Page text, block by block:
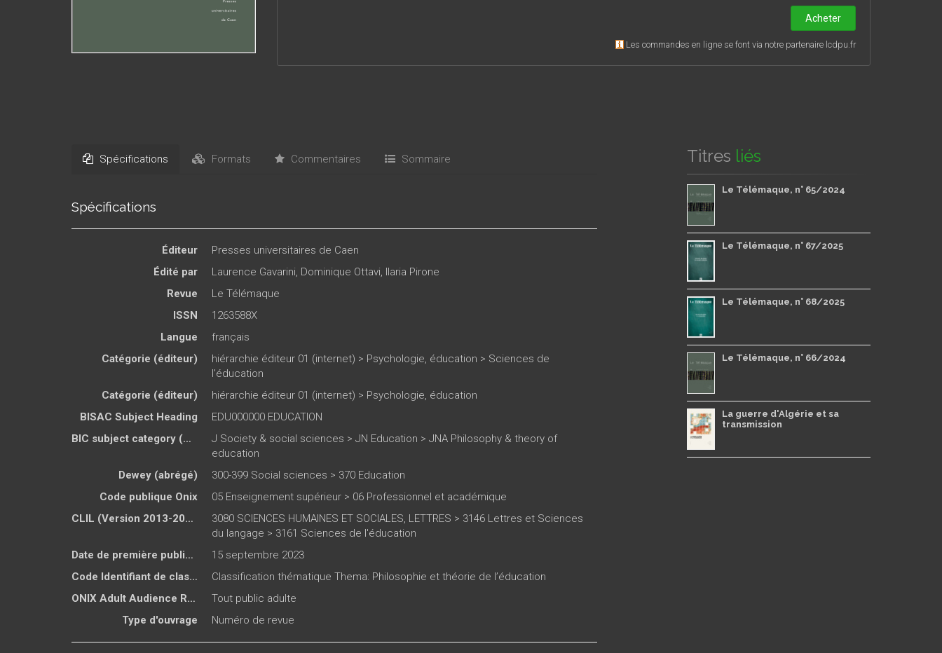
Acheter
Les commandes en ligne se font via notre partenaire lcdpu.fr
Spécifications Formats Commentaires Sommaire
Spécifications
Éditeur
Presses universitaires de Caen
Édité par
Laurence Gavarini, Dominique Ottavi, Ilaria Pirone
Revue
Le Télémaque
ISSN
1263588X
Langue
français
Catégorie (éditeur)
hiérarchie éditeur 01 (internet) > Psychologie, éducation > Sciences de
l'éducation
Catégorie (éditeur)
hiérarchie éditeur 01 (internet) > Psychologie, éducation
BISAC Subject Heading
EDU000000 EDUCATION
BIC subject category (UK)
J Society & social sciences > JN Education > JNA Philosophy & theory of
education
Dewey (abrégé)
300-399 Social sciences > 370 Education
Code publique Onix
05 Enseignement supérieur > 06 Professionnel et académique
CLIL (Version 2013-2019 )
3080 SCIENCES HUMAINES ET SOCIALES, LETTRES > 3146 Lettres et Sciences
du langage > 3161 Sciences de l'éducation
Date de première publication du titre
15 septembre 2023
Code Identifiant de classement sujet
Classification thématique Thema: Philosophie et théorie de l’éducation
ONIX Adult Audience Rating
Tout public adulte
Type d'ouvrage
Numéro de revue
Titres liés
Le Télémaque, n° 65/2024
Le Télémaque, n° 67/2025
Le Télémaque, n° 68/2025
Le Télémaque, n° 66/2024
La guerre d'Algérie et sa
transmission